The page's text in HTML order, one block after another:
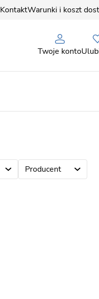
KontaktWarunki i koszt
Twoje konto
Producent